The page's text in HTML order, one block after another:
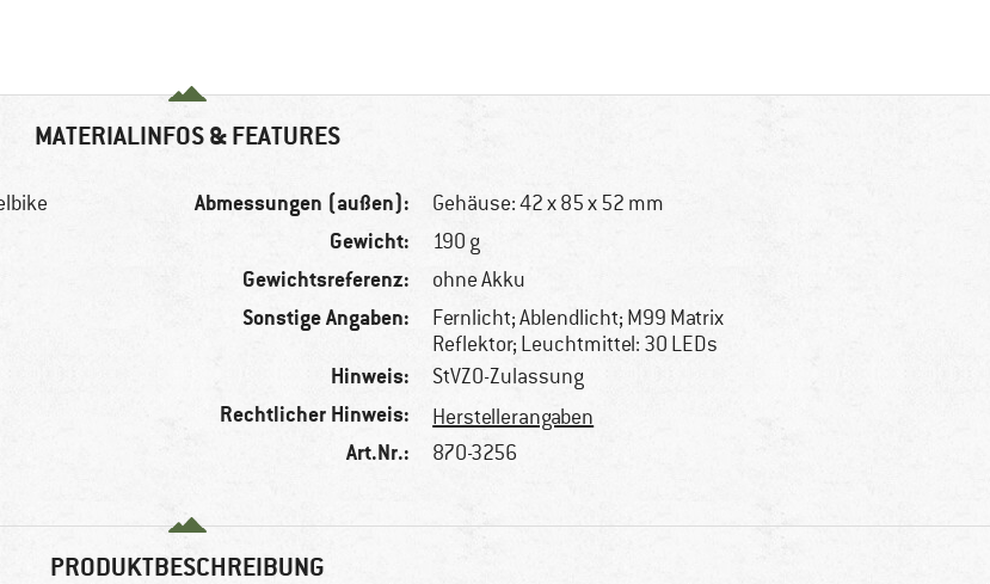
MATERIALINFOS & FEATURES
Abmessungen (außen): Gehäuse: 42 x 85 x 52 mm
Gewicht: 190 g
Gewichtsreferenz: ohne Akku
Sonstige Angaben:
Fernlicht; Ablendlicht; M99 Matrix
Reflektor; Leuchtmittel: 30 LEDs
Hinweis: StVZO-Zulassung
Rechtlicher Hinweis: Herstellerangaben
Art.Nr.: 870-3256
PRODUKTBESCHREIBUNG